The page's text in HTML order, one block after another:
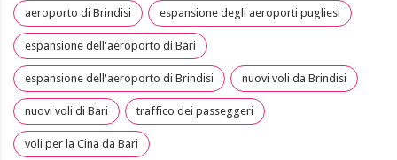
aeroporto di Brindisi espansione degli aeroporti pugliesi
espansione dell'aeroporto di Bari
espansione dell'aeroporto di Brindisi nuovi voli da Brindisi
nuovi voli di Bari traffico dei passeggeri
voli per la Cina da Bari